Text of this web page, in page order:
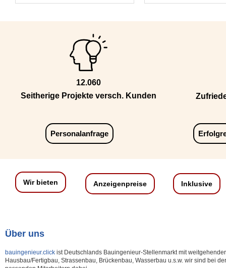
12.060
Seitherige Projekte versch. Kunden
Personalanfrage
Wir bieten Anzeigenpreise Inklusive
Über uns
bauingenieur.click ist Deutschlands Bauingenieur-Stellenmarkt mit
Hausbau/Fertigbau, Strassenbau, Brückenbau, Wasserbau u.s.w. wir sind bei